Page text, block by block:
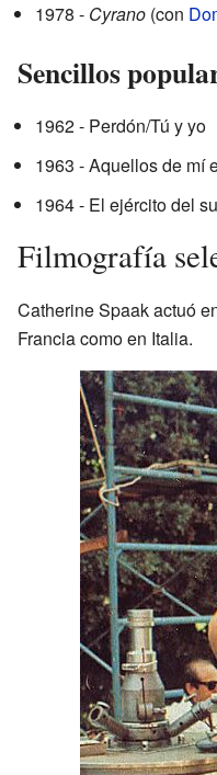
1978 - Cyrano (con
Sencillos
1962 - Perdón/Tú y yo
1963 - Aquellos de mí
1964 - El ejército del
Filmografía
Catherine Spaak actuó
Francia como en Italia.